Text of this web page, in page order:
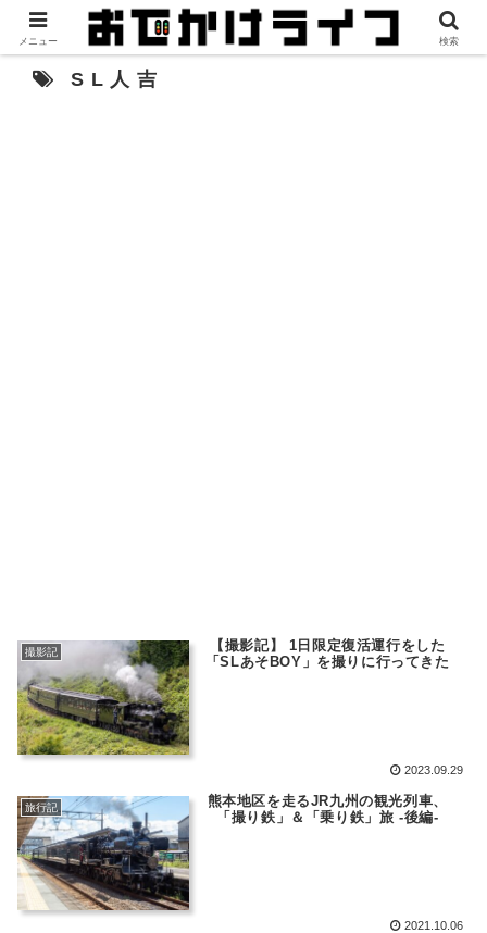
SL人吉
撮影記
【撮影記】 1日限定復活運行をした
「SLあそBOY」を撮りに行ってきた
2023.09.29
旅行記
熊本地区を走るJR九州の観光列車、
「撮り鉄」＆「乗り鉄」旅 -後編-
2021.10.06
メニュー 検索